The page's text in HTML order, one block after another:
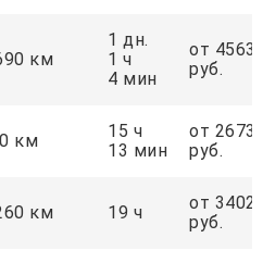
км
1 дн.
1 ч
4 мин
от
руб.
км
15 ч
13 мин
от
руб.
км 19 ч
от
руб.